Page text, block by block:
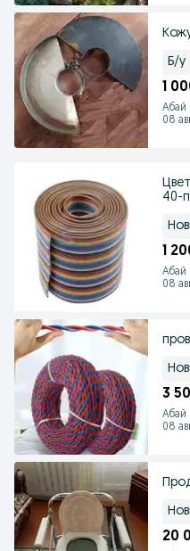
Б/у
1
Абай
08
40-
1
Абай
08
3
Абай
08
20